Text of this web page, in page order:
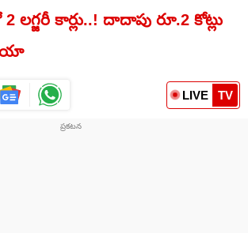
కార్లు..! దాదాపు రూ.2 కోట్లు
LIVE TV